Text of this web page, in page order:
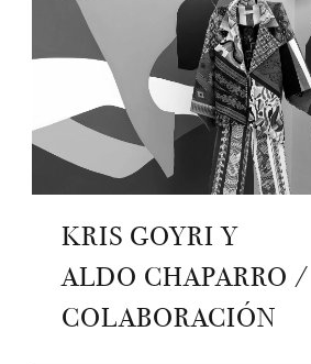
KRIS GOYRI Y
ALDO CHAPARRO /
COLABORACIÓN